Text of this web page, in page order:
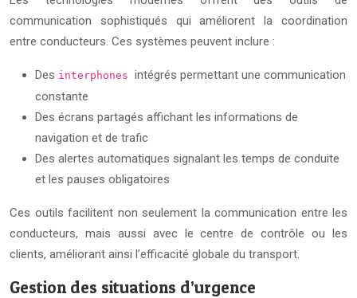
communication sophistiqués qui améliorent la coordination
entre conducteurs. Ces systèmes peuvent inclure :
Des interphones intégrés permettant une communication
constante
Des écrans partagés affichant les informations de
navigation et de trafic
Des alertes automatiques signalant les temps de conduite
et les pauses obligatoires
Ces outils facilitent non seulement la communication entre les
conducteurs, mais aussi avec le centre de contrôle ou les
clients, améliorant ainsi l’efficacité globale du transport.
Gestion des situations d’urgence